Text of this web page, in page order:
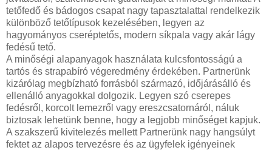
tetőfedő és bádogos csapat nagy tapasztalattal rendelkezik
különböző tetőtípusok kezelésében, legyen az
hagyományos cseréptetős, modern síkpala vagy akár lágy
fedésű tető.
A minőségi alapanyagok használata kulcsfontosságú a
tartós és strapabíró végeredmény érdekében. Partnerünk
kizárólag megbízható forrásból származó, időjárásálló és
ellenálló anyagokkal dolgozik. Legyen szó cserepes
fedésről, korcolt lemezről vagy ereszcsatornáról, náluk
biztosak lehetünk benne, hogy a legjobb minőséget kapjuk.
A szakszerű kivitelezés mellett Partnerünk nagy hangsúlyt
fektet az alapos tervezésre és az ügyfelek igényeinek